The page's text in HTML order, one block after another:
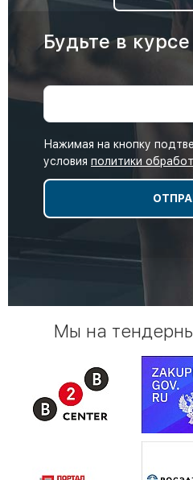
Будьте в
Нажимая на кнопку
условия политики
Мы на